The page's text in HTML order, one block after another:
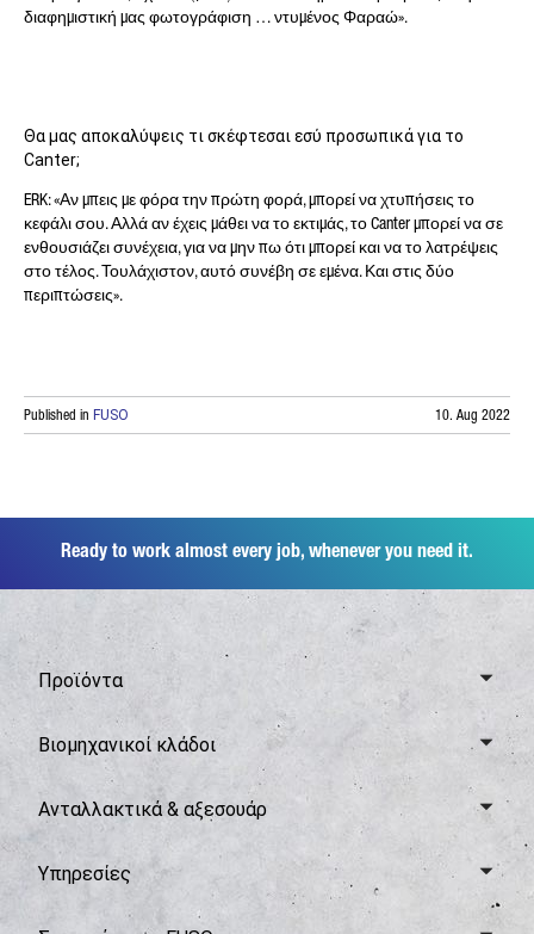
διαφημιστική μας φωτογράφιση … ντυμένος Φαραώ».
Θα μας αποκαλύψεις τι σκέφτεσαι εσύ προσωπικά για το
Canter;
ERK: «Αν μπεις με φόρα την πρώτη φορά, μπορεί να χτυπήσεις το
κεφάλι σου. Αλλά αν έχεις μάθει να το εκτιμάς, το Canter μπορεί να σε
ενθουσιάζει συνέχεια, για να μην πω ότι μπορεί και να το λατρέψεις
στο τέλος. Τουλάχιστον, αυτό συνέβη σε εμένα. Και στις δύο
περιπτώσεις».
Published in FUSO 10. Aug 2022
Ready to work almost every job, whenever you need it.
Προϊόντα
Επισκόπηση Canter
7,5 τόνοι
8,55 τόνοι
Βιομηχανικοί κλάδοι
Επισκόπηση κλάδων
Συλλογή Απορριμμάτων
Εργοταξιακή κυκλοφορία
Ανταλλακτικά & αξεσουάρ
Επισκόπηση ανταλλακτικών και αξεσουάρ
Γνήσια ανταλλακτικά FUSO
Υπηρεσίες
Επισκόπηση υπηρεσιών